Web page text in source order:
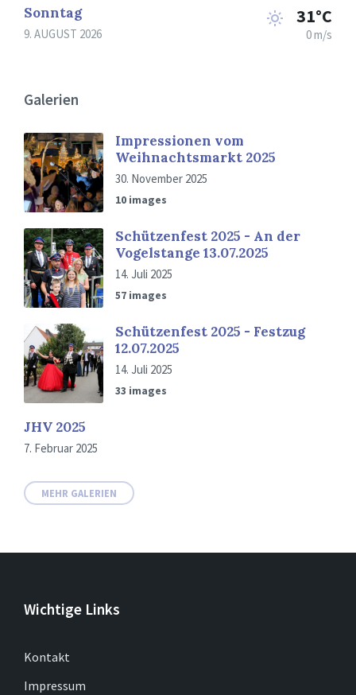
Sonntag
9. AUGUST 2026
31°C
0 m/s
Galerien
Impressionen vom
Weihnachtsmarkt 2025
30. November 2025
10 images
Schützenfest 2025 - An der
Vogelstange 13.07.2025
14. Juli 2025
57 images
Schützenfest 2025 - Festzug
12.07.2025
14. Juli 2025
33 images
JHV 2025
7. Februar 2025
MEHR GALERIEN
Wichtige Links
Kontakt
Impressum